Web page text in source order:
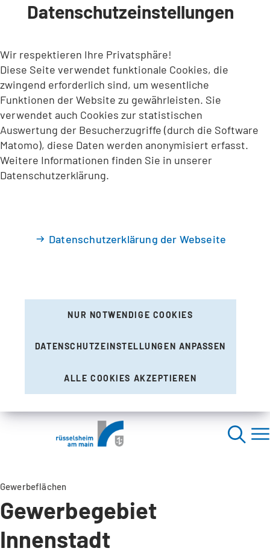
INHALT ANSPRINGEN
Datenschutzeinstellungen
Wir respektieren Ihre Privatsphäre!
Diese Seite verwendet funktionale Cookies, die
zwingend erforderlich sind, um wesentliche
Funktionen der Website zu gewährleisten. Sie
verwendet auch Cookies zur statistischen
Auswertung der Besucherzugriffe (durch die Software
Matomo), diese Daten werden anonymisiert erfasst.
Weitere Informationen finden Sie in unserer
Datenschutzerklärung.
Datenschutzerklärung der Webseite
NUR NOTWENDIGE COOKIES
DATENSCHUTZEINSTELLUNGEN ANPASSEN
ALLE COOKIES AKZEPTIEREN
Gewerbeflächen
Gewerbegebiet
Innenstadt